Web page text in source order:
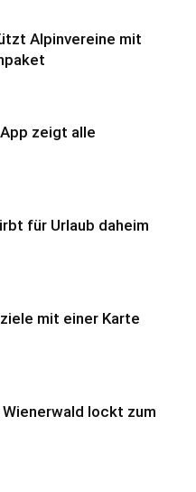
Alpinvereine mit
zeigt alle
für Urlaub daheim
mit einer Karte
lockt zum